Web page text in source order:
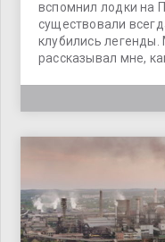
вспомнил лодки на
существовали
клубились
рассказывал мне,